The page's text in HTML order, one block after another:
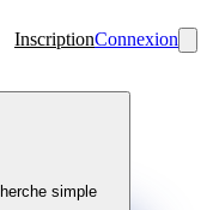
InscriptionConnexion
simple